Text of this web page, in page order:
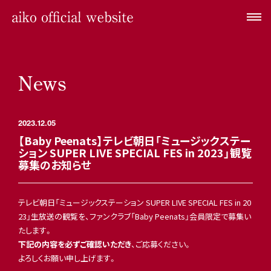
News
2023.12.05
【Baby Peenats】テレビ朝日「ミュージックステー
ション SUPER LIVE SPECIAL FES in 2023」観覧
募集のお知らせ
テレビ朝日「ミュージックステーション SUPER LIVE SPECIAL FES in 20
23」生放送の観覧を、ファンクラブ「Baby Peenats」会員限定で募集い
たします。
下記の内容を必ずご確認いただき、ご応募ください。
よろしくお願い申し上げます。